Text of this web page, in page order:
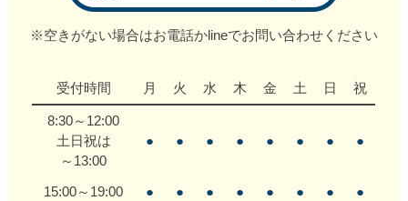
※空きがない場合はお電話かlineでお問い合わせください
受付時間 月 火 水 木 金 土 日 祝
8:30～12:00
土日祝は
～13:00
● ● ● ● ● ● ● ●
15:00～19:00 ● ● ● ● ● ● ● ●